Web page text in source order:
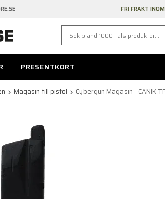
FRI FRAKT
PRESENTKORT
Magasin till pistol Cybergun Magasin - CANIK